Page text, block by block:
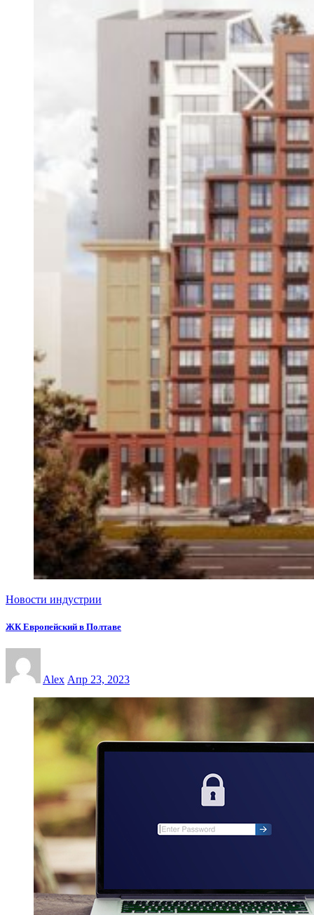
Новости индустрии
ЖК Европейский в Полтаве
Alex Апр 23, 2023